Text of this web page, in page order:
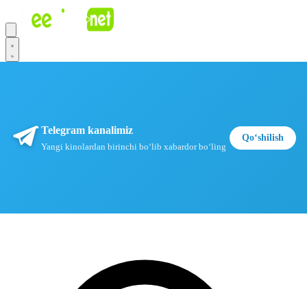
Telegram kanalimiz
Yangi kinolardan birinchi boʻlib xabardor boʻling
Qoʻshilish